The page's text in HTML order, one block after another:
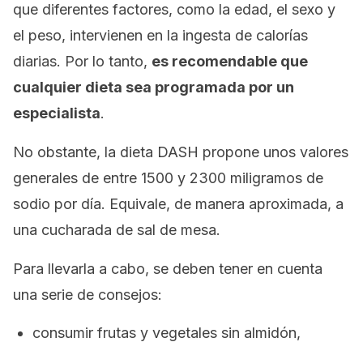
que diferentes factores, como la edad, el sexo y
el peso, intervienen en la ingesta de calorías
diarias. Por lo tanto, es recomendable que
cualquier dieta sea programada por un
especialista.
No obstante, la dieta DASH propone unos valores
generales de entre 1500 y 2300 miligramos de
sodio por día. Equivale, de manera aproximada, a
una cucharada de sal de mesa.
Para llevarla a cabo, se deben tener en cuenta
una serie de consejos:
consumir frutas y vegetales sin almidón,